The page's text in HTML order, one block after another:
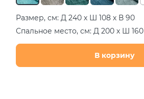
Размер, см: Д 240 х Ш 108 х В 90
Спальное место, см: Д 200 х Ш 160
В корзину